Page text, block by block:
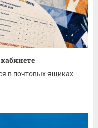
в почтовых ящиках